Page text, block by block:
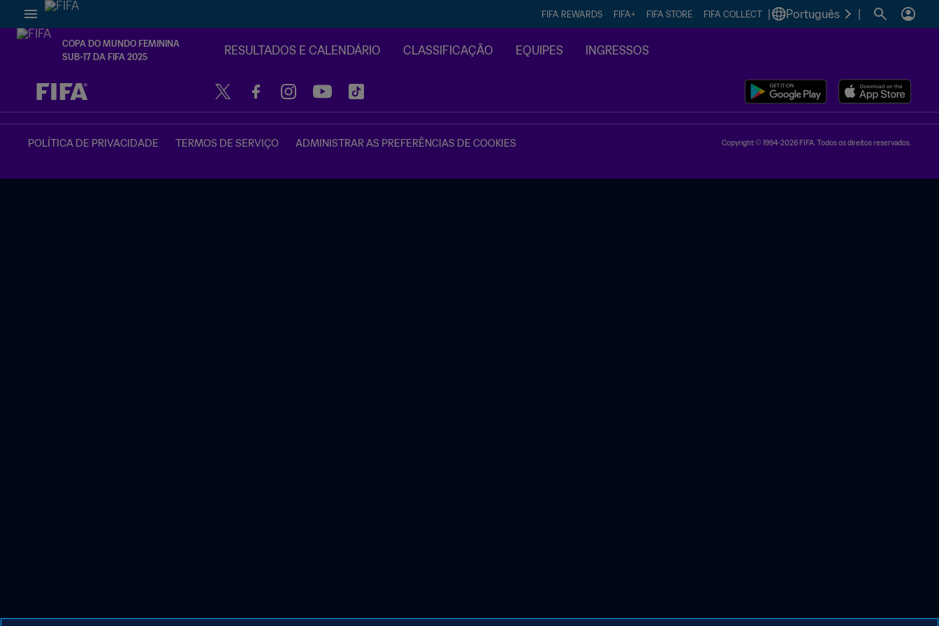
FIFA REWARDS FIFA+ FIFA STORE FIFA COLLECT Português
COPA DO MUNDO FEMININA
SUB-17 DA FIFA 2025
RESULTADOS E CALENDÁRIO CLASSIFICAÇÃO EQUIPES INGRESSOS
TBD x TBD
POLÍTICA DE PRIVACIDADE TERMOS DE SERVIÇO ADMINISTRAR AS PREFERÊNCIAS DE COOKIES Copyright © 1994-2026 FIFA. Todos os direitos reservados.